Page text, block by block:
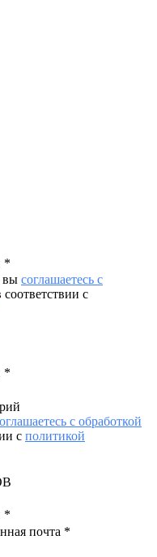
*
вы соглашаетесь с
соответствии с
*
с обработкой
с политикой
*
почта *